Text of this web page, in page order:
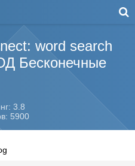
word search
Бесконечные
3.8
5900